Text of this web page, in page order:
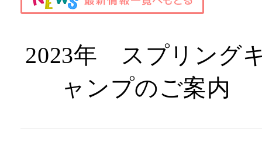
2023年 スプリング
ャンプのご案内